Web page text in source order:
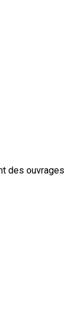
des ouvrages